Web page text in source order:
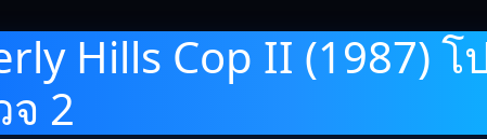
Hills Cop II (1987) โ
จ 2